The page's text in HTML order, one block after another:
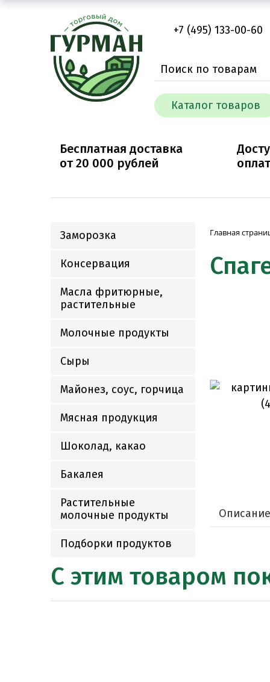
+7 (495) 133-00-60
Каталог товаров
Бесплатная доставка
от 20 000 рублей
Заморозка
Консервация
Масла фритюрные,
растительные
Молочные продукты
Сыры
Майонез, соус, горчица
Мясная продукция
Шоколад, какао
Бакалея
Растительные
молочные продукты
Подборки продуктов
Главная
Описание
С этим товаром